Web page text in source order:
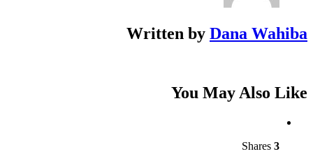
Written by Dana Wahiba
You May Also Like
3